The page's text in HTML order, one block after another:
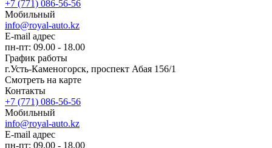
+7 (771) 086-56-56
Мобильный
info@royal-auto.kz
E-mail адрес
пн-пт: 09.00 - 18.00
График работы
г.Усть-Каменогорск, проспект Абая 156/1
Смотреть на карте
Контакты
+7 (771) 086-56-56
Мобильный
info@royal-auto.kz
E-mail адрес
пн-пт: 09.00 - 18.00